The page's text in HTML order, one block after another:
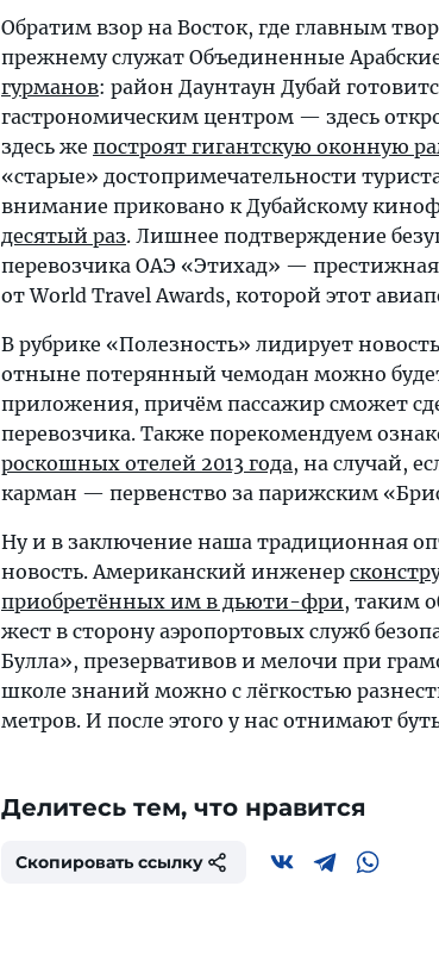
Обратим взор на Восток, где главным
прежнему служат Объединенные
гурманов: район Даунтаун Дубай
гастрономическим центром — здесь
здесь же построят гигантскую оконную
«старые» достопримечательности
внимание приковано к Дубайскому
десятый раз. Лишнее подтверждение
перевозчика ОАЭ «Этихад» —
от World Travel Awards, которой этот
В рубрике «Полезность» лидирует
отныне потерянный чемодан можно
приложения, причём пассажир сможет
перевозчика. Также порекомендуем
роскошных отелей 2013 года, на случай,
карман — первенство за парижским
Ну и в заключение наша традиционная
новость. Американский инженер
приобретённых им в дьюти-фри, таким
жест в сторону аэропортовых служб
Булла», презервативов и мелочи при
школе знаний можно с лёгкостью
метров. И после этого у нас отнимают
Делитесь тем, что нравится
Скопировать ссылку